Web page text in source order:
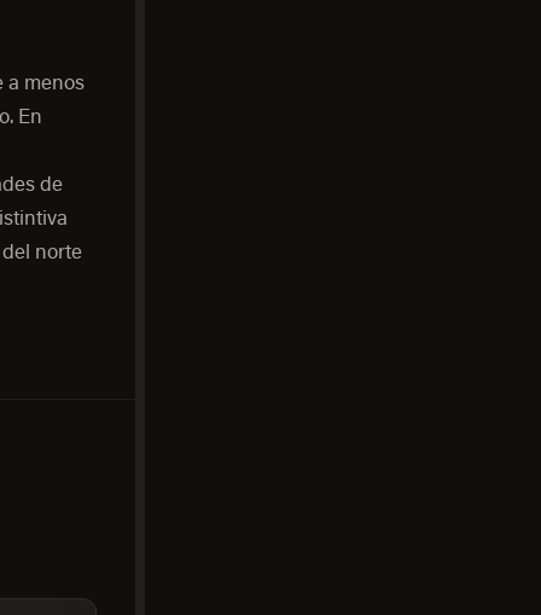
a menos
En
de
norte